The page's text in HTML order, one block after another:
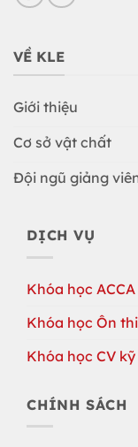
VỀ KLE
Giới thiệu
Cơ sở vật chất
Đội ngũ giảng
DỊCH VỤ
Khóa học ACCA
Khóa học Ôn
Khóa học CV
CHÍNH SÁCH